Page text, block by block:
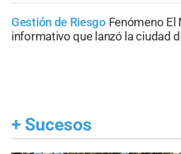
Gestión de Riesgo Fenómeno El
informativo que lanzó la ciudad
+ Sucesos